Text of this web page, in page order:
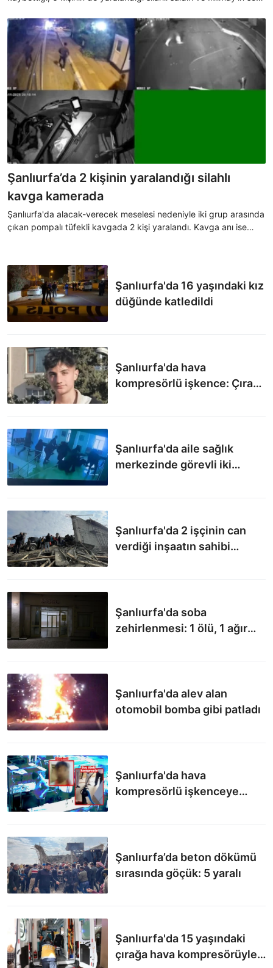
Şanlıurfa’da 2 kişinin yaralandığı silahlı
kavga kamerada
Şanlıurfa'da alacak-verecek meselesi nedeniyle iki grup arasında
çıkan pompalı tüfekli kavgada 2 kişi yaralandı. Kavga anı ise
Şanlıurfa'da 16 yaşındaki kız
düğünde katledildi
Şanlıurfa'da hava
kompresörlü işkence: Çırak
Şanlıurfa'da aile sağlık
merkezinde görevli iki
Şanlıurfa'da 2 işçinin can
verdiği inşaatın sahibi
Şanlıurfa'da soba
zehirlenmesi: 1 ölü, 1 ağır
Şanlıurfa'da alev alan
otomobil bomba gibi patladı
Şanlıurfa'da hava
kompresörlü işkenceye
Şanlıurfa’da beton dökümü
sırasında göçük: 5 yaralı
Şanlıurfa'da 15 yaşındaki
çırağa hava kompresörüyle